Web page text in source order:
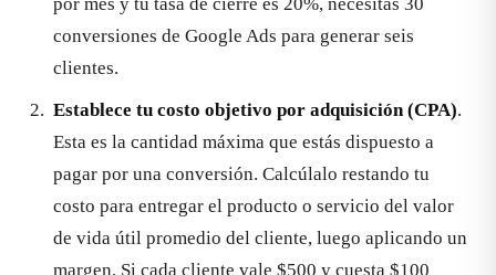
por mes y tu tasa de cierre es 20%, necesitas 30
conversiones de Google Ads para generar seis
clientes.
Establece tu costo objetivo por adquisición (CPA).
Esta es la cantidad máxima que estás dispuesto a
pagar por una conversión. Calcúlalo restando tu
costo para entregar el producto o servicio del valor
de vida útil promedio del cliente, luego aplicando un
margen. Si cada cliente vale $500 y cuesta $100